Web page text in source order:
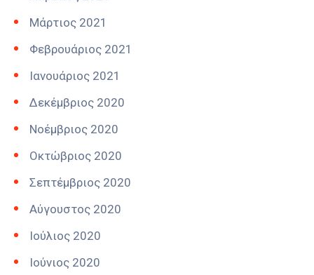
Μάρτιος 2021
Φεβρουάριος 2021
Ιανουάριος 2021
Δεκέμβριος 2020
Νοέμβριος 2020
Οκτώβριος 2020
Σεπτέμβριος 2020
Αύγουστος 2020
Ιούλιος 2020
Ιούνιος 2020